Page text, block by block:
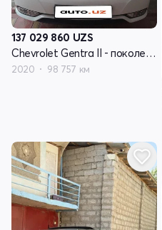
137 029 860 UZS
Chevrolet Gentra II - поколение
2020 98 757 км